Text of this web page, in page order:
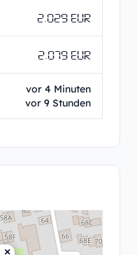
2.029 EUR
2.079 EUR
vor 4 Minuten
vor 9 Stunden
×